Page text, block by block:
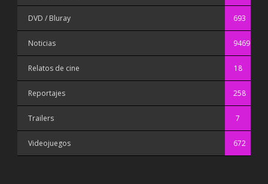
DVD / Bluray 693
Noticias 9469
Relatos de cine 18
Reportajes 258
Trailers 7
Videojuegos 672